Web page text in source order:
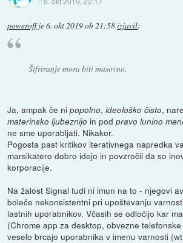
poweroffje6. okt 2019 ob 21:58izjavil:
Šifriranje mora biti masovno.
Ja, ampak če nipopolno,ideološko čisto,
materinsko ljubeznijo in podpravo lunino
ne sme uporabljati. Nikakor.
Pogosta past kritikov iterativnega napredka
marsikatero dobro idejo in povzročil da so
korporacije.
Na žalost Signal tudi ni imun na to - njegovi
boleče nekonsistentni pri upoštevanju
lastnih uporabnikov. Včasih se odločijo kar
(Chrome app za desktop, obvezne
veselo brcajo uporabnika v imenu varnosti